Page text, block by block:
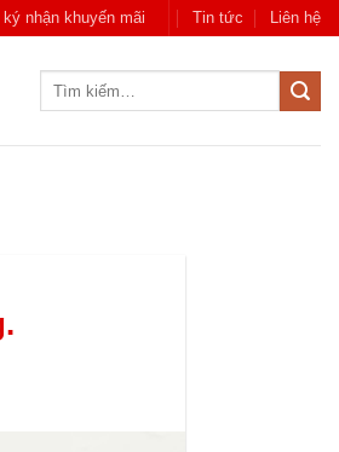
nhận khuyến mãi Tin tức Liên hệ